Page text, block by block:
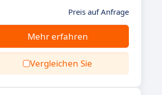
Preis auf Anfrage
Mehr erfahren
Vergleichen Sie